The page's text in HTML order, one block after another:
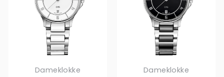
Dameklokke Dameklokke